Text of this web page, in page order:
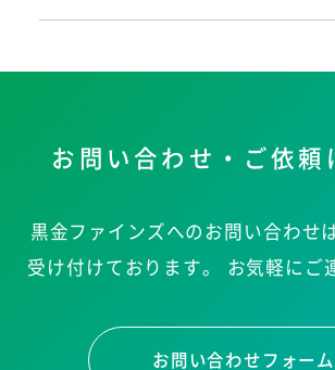
お問い合わせ・ご依頼
黒金ファインズへのお問い合わせ
受け付けております。
お気軽にご
お問い合わせフォーム